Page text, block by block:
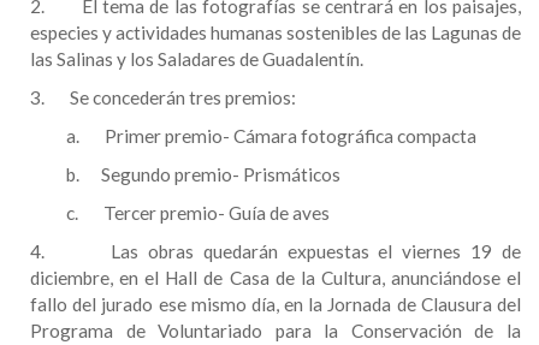
2. El tema de las fotografías se centrará en los paisajes,
especies y actividades humanas sostenibles de las Lagunas de
las Salinas y los Saladares de Guadalentín.
3. Se concederán tres premios:
a. Primer premio- Cámara fotográfica compacta
b. Segundo premio- Prismáticos
c. Tercer premio- Guía de aves
4. Las obras quedarán expuestas el viernes 19 de
diciembre, en el Hall de Casa de la Cultura, anunciándose el
fallo del jurado ese mismo día, en la Jornada de Clausura del
Programa de Voluntariado para la Conservación de la